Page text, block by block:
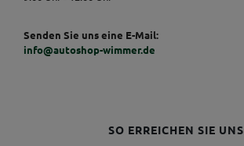
Senden Sie uns eine E-Mail:
info@autoshop-wimmer.de
SO ERREICHEN SIE UNS